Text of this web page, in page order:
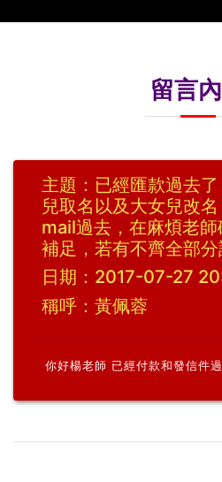
留言
主題：已經匯款過去
兒取名以及大女兒改
mail過去，在麻煩老
補足，若有不齊全部
日期：2017-07-27
稱呼：黃佩蓉
你好楊老師 已經付款和發信件